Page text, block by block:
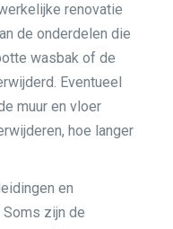
renovatie
de onderdelen die
wasbak of de
Eventueel
muur en vloer
hoe langer
en
zijn de